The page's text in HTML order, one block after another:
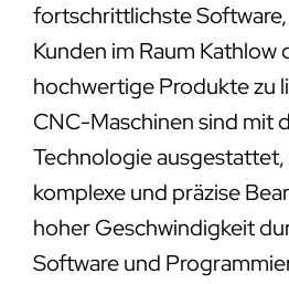
fortschrittlichste
Kunden im Raum Kathlow
hochwertige Produkte zu
CNC-Maschinen sind mit
Technologie
komplexe und präzise
hoher Geschwindigkeit
Software und